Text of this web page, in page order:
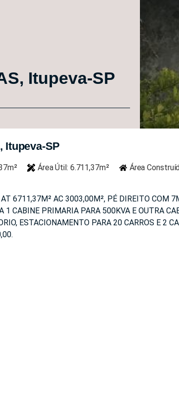
Itupeva-SP
Itupeva-SP
Área Útil: 6.711,37m² Área
AT 6711,37M² AC 3003,00M², PÉ DIREITO COM
1 CABINE PRIMARIA PARA 500KVA E OUTRA
ESTACIONAMENTO PARA 20 CARROS E 2